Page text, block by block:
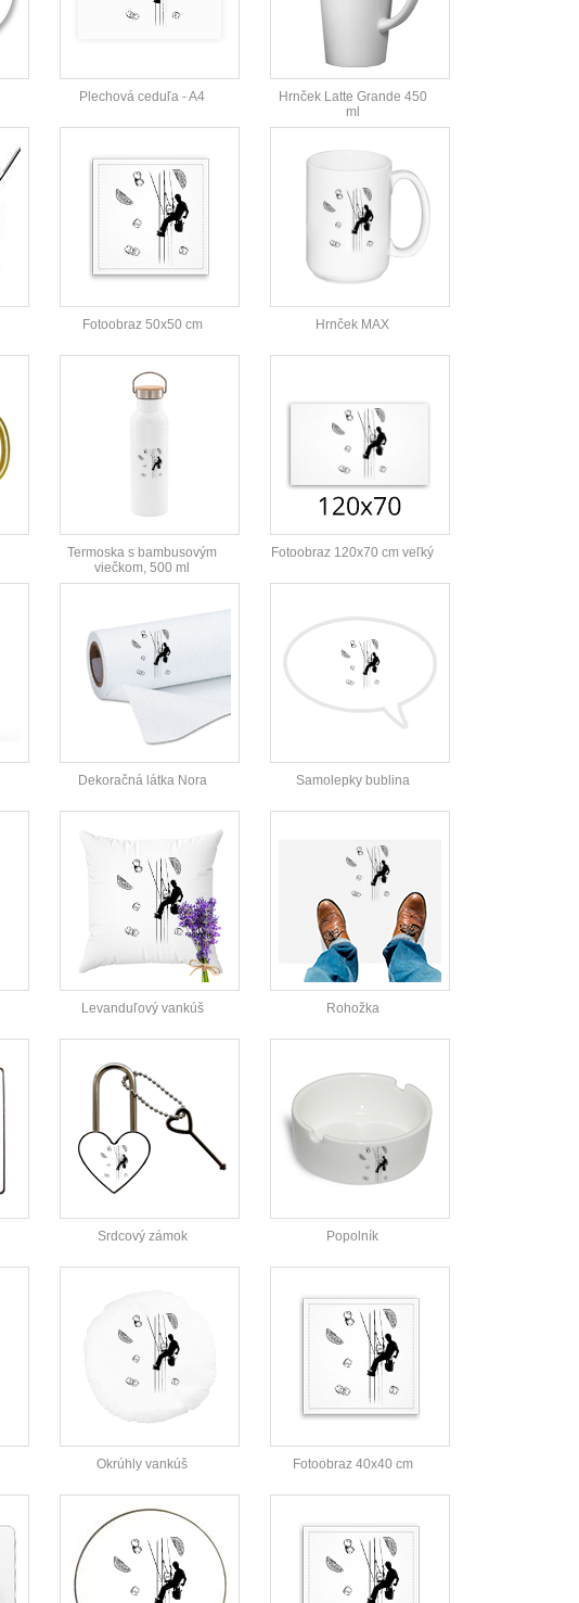
Plechová ceduľa - A4
Hrnček Latte Grande 450
ml
Fotoobraz 50x50 cm Hrnček MAX
Termoska s bambusovým
viečkom, 500 ml
Fotoobraz 120x70 cm veľký
Dekoračná látka Nora Samolepky bublina
Levanduľový vankúš Rohožka
Srdcový zámok Popolník
Okrúhly vankúš Fotoobraz 40x40 cm